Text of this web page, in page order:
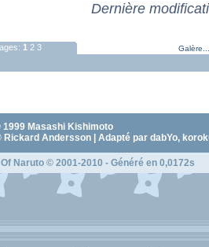
Dernière
1 2 3
1999 Masashi Kishimoto
Rickard Andersson | Adapté par dabYo,
Naruto © 2001-2010 - Généré en 0,0172s